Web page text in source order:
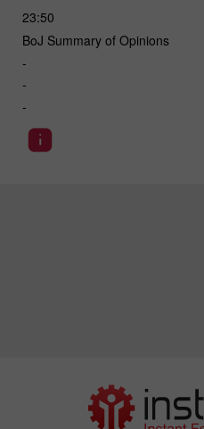
23:50
BoJ Summary of Opinions
-
-
-